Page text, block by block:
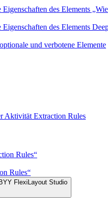
des Elements
Eigenschaften des Elements
und verbotene Elemente
Aktivität Extraction Rules
Rules“
Rules“
FlexiLayout Studio